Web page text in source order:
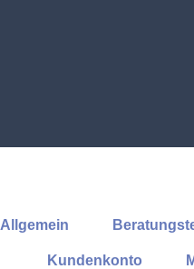
Allgemein
Kundenkonto